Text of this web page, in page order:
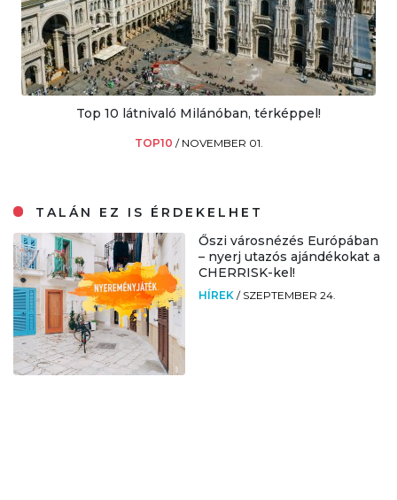
Top 10 látnivaló Milánóban, térképpel!
TOP10 / NOVEMBER 01.
TALÁN EZ IS ÉRDEKELHET
Őszi városnézés Európában
– nyerj utazós ajándékokat a
CHERRISK-kel!
HÍREK / SZEPTEMBER 24.